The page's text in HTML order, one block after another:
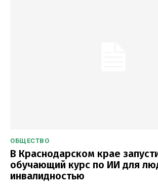
ОБЩЕСТВО
В Краснодарском крае
обучающий курс по ИИ для
инвалидностью